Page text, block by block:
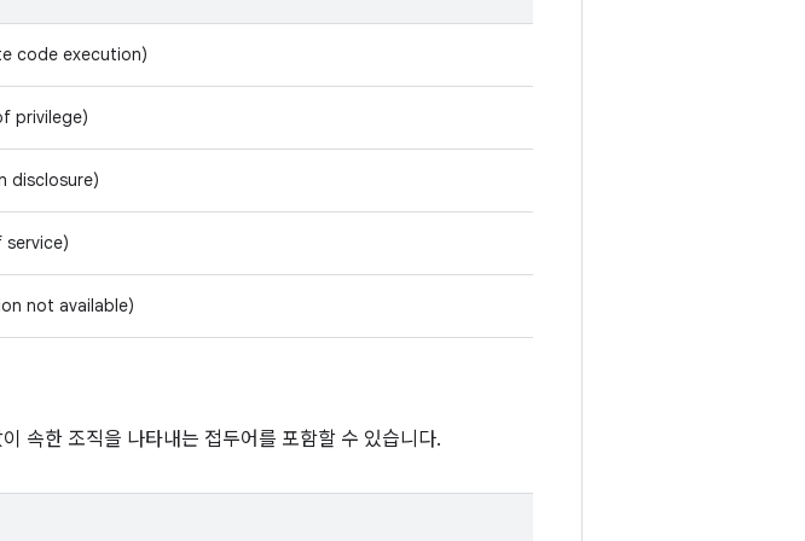
code execution)
privilege)
disclosure)
service)
not available)
속한 조직을 나타내는 접두어를 포함할 수 있습니다.